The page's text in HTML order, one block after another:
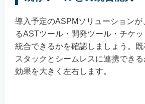
導入予定のASPMソリューションが
るASTツール・開発ツール・チケ
統合できるかを確認しましょう。
スタックとシームレスに連携でき
効果を大きく左右します。